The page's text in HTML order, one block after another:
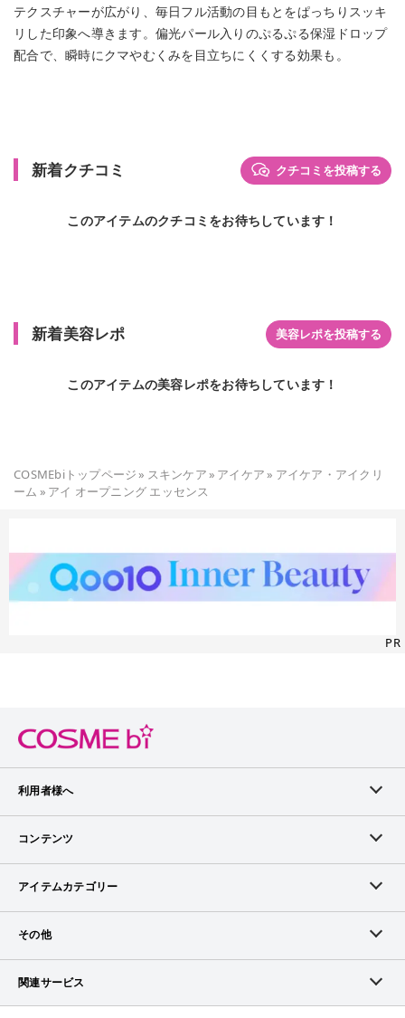
テクスチャーが広がり、毎日フル活動の目もとをぱっちりスッキ
リした印象へ導きます。偏光パール入りのぷるぷる保湿ドロップ
配合で、瞬時にクマやむくみを目立ちにくくする効果も。
新着クチコミ クチコミを投稿する
このアイテムのクチコミをお待ちしています！
新着美容レポ 美容レポを投稿する
このアイテムの美容レポをお待ちしています！
COSMEbiトップページ» スキンケア» アイケア» アイケア・アイクリ
ーム » アイ オープニング エッセンス
PR
利用者様へ
メンバーログイン
メンバー会員について
アイテム掲載リクエスト
コンテンツ
ランキング
ブランドから探す
ピックアップ特集
アイテムカテゴリー
スキンケア
その他
お問い合わせ（ブランド様）
関連サービス